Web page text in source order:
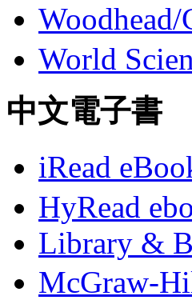
Woodhead/
World
中文電子書
iRead
HyRead
Library &
McGraw-